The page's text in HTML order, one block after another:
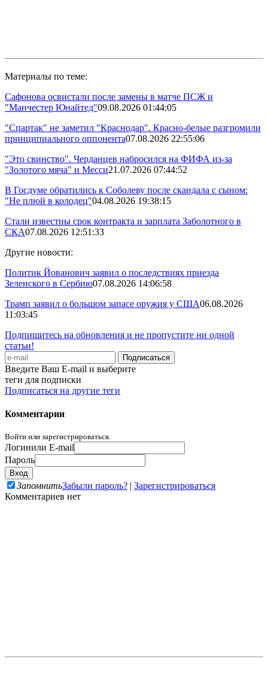
Материалы по теме:
Сафонова освистали после замены в матче ПСЖ и
"Манчестер Юнайтед"09.08.2026 01:44:05
"Спартак" не заметил "Краснодар". Красно-белые разгромили
принципиального оппонента07.08.2026 22:55:06
"Это свинство". Черданцев набросился на ФИФА из-за
"Золотого мяча" и Месси21.07.2026 07:44:52
В Госдуме обратились к Соболеву после скандала с сыном:
"Не плюй в колодец"04.08.2026 19:38:15
Стали известны срок контракта и зарплата Заболотного в
СКА07.08.2026 12:51:33
Другие новости:
Политик Йованович заявил о последствиях приезда
Зеленского в Сербию07.08.2026 14:06:58
Трамп заявил о большом запасе оружия у США06.08.2026
11:03:45
Подпишитесь на обновления и не пропустите ни одной
статьи!
Введите Ваш E-mail и выберите
теги для подписки
Подписаться на другие теги
Комментарии
Войти или зарегистрироваться.
Логинили E-mail
Пароль
ЗапомнитьЗабыли пароль? | Зарегистрироваться
Комментариев нет